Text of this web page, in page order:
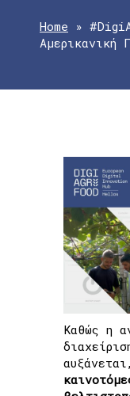
Home »
Καθώς η